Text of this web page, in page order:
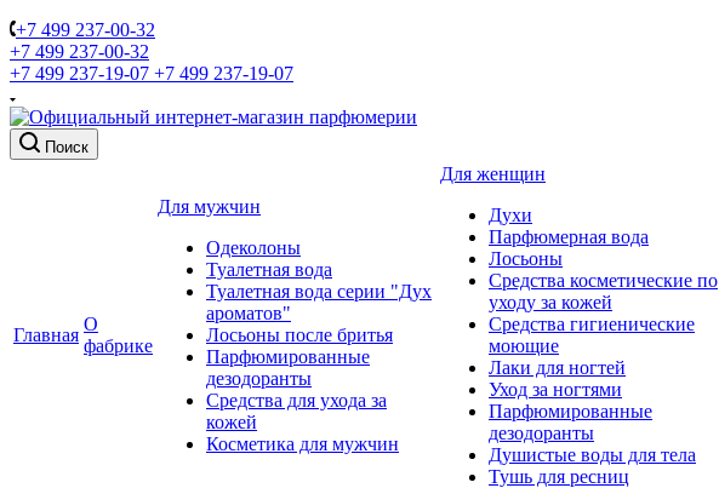
+7 499 237-00-32
+7 499 237-00-32
+7 499 237-19-07 +7 499 237-19-07
Поиск
Главная
О
фабрике
Для мужчин
Одеколоны
Туалетная вода
Туалетная вода серии "Дух
ароматов"
Лосьоны после бритья
Парфюмированные
дезодоранты
Средства для ухода за
кожей
Косметика для мужчин
Для женщин
Духи
Парфюмерная вода
Лосьоны
Средства косметические по
уходу за кожей
Средства гигиенические
моющие
Лаки для ногтей
Уход за ногтями
Парфюмированные
дезодоранты
Душистые воды для тела
Тушь для ресниц